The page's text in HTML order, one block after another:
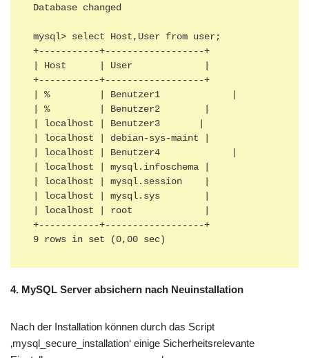
Database changed
mysql> select Host,User from user;
+-----------+------------------+
| Host      | User             |
+-----------+------------------+
| %         | Benutzer1             |
| %         | Benutzer2        |
| localhost | Benutzer3       |
| localhost | debian-sys-maint |
| localhost | Benutzer4             |
| localhost | mysql.infoschema |
| localhost | mysql.session    |
| localhost | mysql.sys        |
| localhost | root             |
+-----------+------------------+
4. MySQL Server absichern nach Neuinstallation
Nach der Installation können durch das Script
‚mysql_secure_installation‘ einige Sicherheitsrelevante